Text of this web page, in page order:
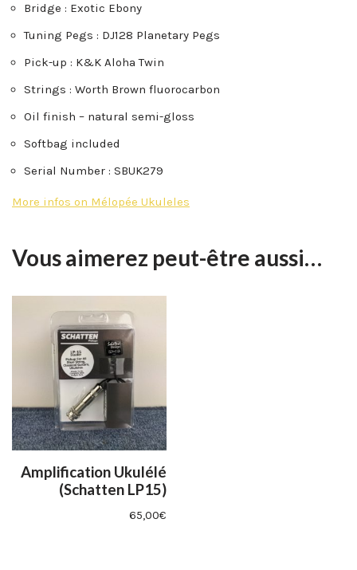
Bridge : Exotic Ebony
Tuning Pegs : DJ128 Planetary Pegs
Pick-up : K&K Aloha Twin
Strings : Worth Brown fluorocarbon
Oil finish – natural semi-gloss
Softbag included
Serial Number : SBUK279
More infos on Mélopée Ukuleles
Vous aimerez peut-être aussi…
Amplification Ukulélé
(Schatten LP15)
65,00€